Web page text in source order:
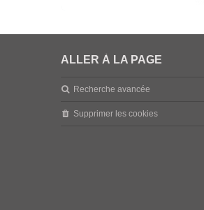
ALLER À LA PAGE
Recherche avancée
Supprimer les cookies